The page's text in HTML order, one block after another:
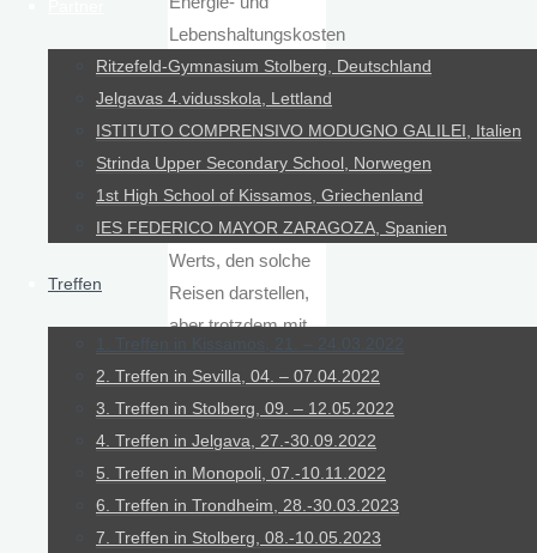
Ritzefeld-Gymnasium Stolberg, Deutschland
Jelgavas 4.vidusskola, Lettland
ISTITUTO COMPRENSIVO MODUGNO GALILEI, Italien
Strinda Upper Secondary School, Norwegen
1st High School of Kissamos, Griechenland
IES FEDERICO MAYOR ZARAGOZA, Spanien
Treffen
2. Treffen in Sevilla, 04. – 07.04.2022
3. Treffen in Stolberg, 09. – 12.05.2022
4. Treffen in Jelgava, 27.-30.09.2022
5. Treffen in Monopoli, 07.-10.11.2022
6. Treffen in Trondheim, 28.-30.03.2023
7. Treffen in Stolberg, 08.-10.05.2023
Lebenshaltungskosten
uns immer wieder
vor Aufgaben
stellen, die oft
unüberwindbar
scheinen,
angesichts des
Werts, den solche
Reisen darstellen,
aber trotzdem mit
und Ausdauer aller
an der Umsetzung
des Projekts
beteiligten
Personen